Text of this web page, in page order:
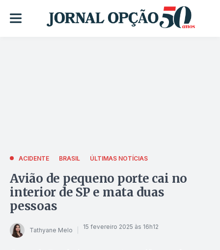
ACIDENTE BRASIL ÚLTIMAS NOTÍCIAS
Avião de pequeno porte cai no
interior de SP e mata duas
pessoas
Tathyane Melo 15 fevereiro 2025 às 16h12